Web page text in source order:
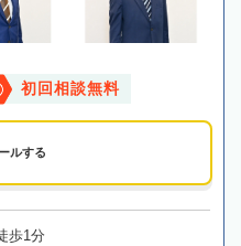
初回相談無料
ルする
歩1分